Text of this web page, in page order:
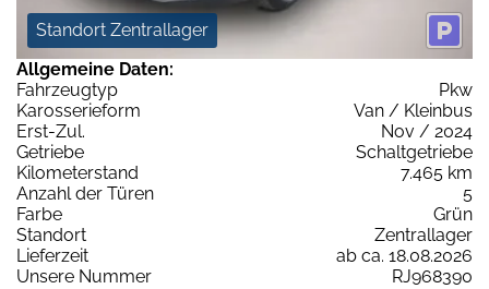
Standort Zentrallager
Allgemeine Daten:
Fahrzeugtyp
Pkw
Karosserieform
Van / Kleinbus
Erst-Zul.
Nov / 2024
Getriebe
Schaltgetriebe
Kilometerstand
7.465 km
Anzahl der Türen
5
Farbe
Grün
Standort
Zentrallager
Lieferzeit
ab ca. 18.08.2026
Unsere Nummer
RJ968390